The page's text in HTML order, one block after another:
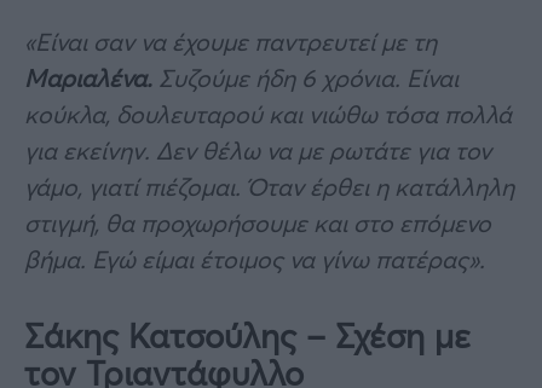
«Είναι σαν να έχουμε παντρευτεί με τη
Μαριαλένα. Συζούμε ήδη 6 χρόνια. Είναι
κούκλα, δουλευταρού και νιώθω τόσα πολλά
για εκείνην. Δεν θέλω να με ρωτάτε για τον
γάμο, γιατί πιέζομαι. Όταν έρθει η κατάλληλη
στιγμή, θα προχωρήσουμε και στο επόμενο
βήμα. Εγώ είμαι έτοιμος να γίνω πατέρας».
Σάκης Κατσούλης – Σχέση με
τον Τριαντάφυλλο